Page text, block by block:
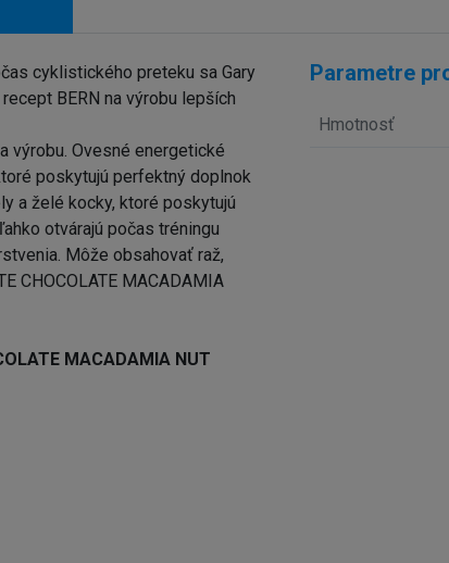
cyklistického preteku sa Gary
BERN na výrobu lepších
výrobu. Ovesné energetické
poskytujú perfektný doplnok
a želé kocky, ktoré poskytujú
otvárajú počas tréningu
Môže obsahovať raž,
CHOCOLATE MACADAMIA
MACADAMIA NUT
Parametre
Hmotnosť